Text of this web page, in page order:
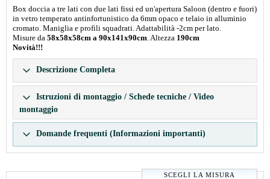
Box doccia a tre lati con due lati fissi ed un'apertura Saloon (dentro e fuori)
in vetro temperato antinfortunistico da 6mm opaco e telaio in alluminio
cromato. Maniglia e profili squadrati. Adattabilità -2cm per lato.
Misure da 58x58x58cm a 90x141x90cm . Altezza 190cm
Novità!!!
Descrizione Completa
Istruzioni di montaggio / Schede tecniche / Video
montaggio
Domande frequenti (Informazioni importanti)
SCEGLI LA MISURA